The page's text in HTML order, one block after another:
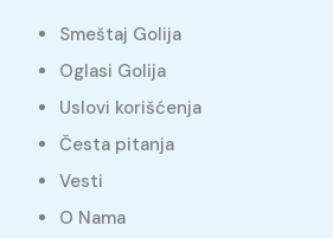
Smeštaj Golija
Oglasi Golija
Uslovi korišćenja
Česta pitanja
Vesti
O Nama